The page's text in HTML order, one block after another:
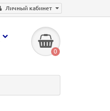
Личный кабинет
0